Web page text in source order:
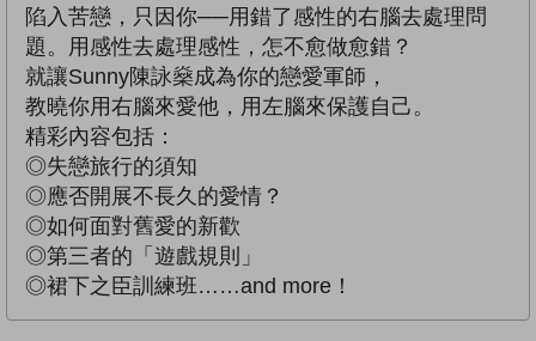
陷入苦戀，只因你──用錯了感性的右腦去處理問
題。用感性去處理感性，怎不愈做愈錯？
就讓Sunny陳詠燊成為你的戀愛軍師，
教曉你用右腦來愛他，用左腦來保護自己。
精彩內容包括：
◎失戀旅行的須知
◎應否開展不長久的愛情？
◎如何面對舊愛的新歡
◎第三者的「遊戲規則」
◎裙下之臣訓練班……and more！